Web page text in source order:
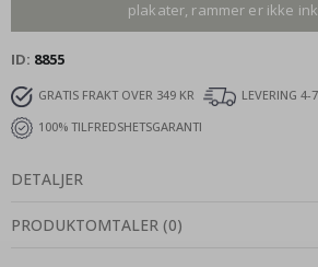
plakater, rammer er ikke
ID 8855
GRATIS FRAKT OVER 349 KR
LEVERING 4-
100% TILFREDSHETSGARANTI
DETALJER
PRODUKTOMTALER (0)